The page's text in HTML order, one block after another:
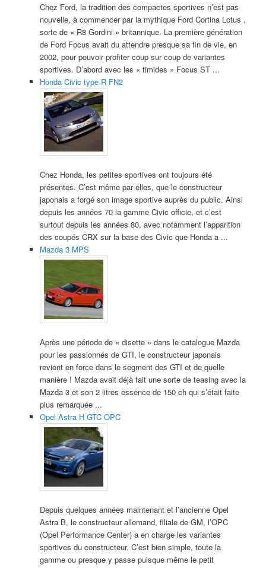
Chez Ford, la tradition des compactes sportives n’est pas
nouvelle, à commencer par la mythique Ford Cortina Lotus ,
sorte de « R8 Gordini » britannique. La première génération
de Ford Focus avait du attendre presque sa fin de vie, en
2002, pour pouvoir profiter coup sur coup de variantes
sportives. D’abord avec les « timides » Focus ST ...
Honda Civic type R FN2
Chez Honda, les petites sportives ont toujours été
présentes. C’est même par elles, que le constructeur
japonais a forgé son image sportive auprès du public. Ainsi
depuis les années 70 la gamme Civic officie, et c’est
surtout depuis les années 80, avec notamment l’apparition
des coupés CRX sur la base des Civic que Honda a ...
Mazda 3 MPS
Après une période de « disette » dans le catalogue Mazda
pour les passionnés de GTI, le constructeur japonais
revient en force dans le segment des GTI et de quelle
manière ! Mazda avait déjà fait une sorte de teasing avec la
Mazda 3 et son 2 litres essence de 150 ch qui s’était faite
plus remarquée ...
Opel Astra H GTC OPC
Depuis quelques années maintenant et l’ancienne Opel
Astra B, le constructeur allemand, filiale de GM, l’OPC
(Opel Performance Center) a en charge les variantes
sportives du constructeur. C’est bien simple, toute la
gamme ou presque y passe puisque même le petit